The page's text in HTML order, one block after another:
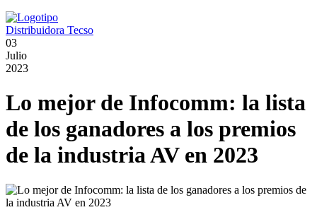
03
Julio
2023
Lo mejor de Infocomm: la lista
de los ganadores a los premios
de la industria AV en 2023